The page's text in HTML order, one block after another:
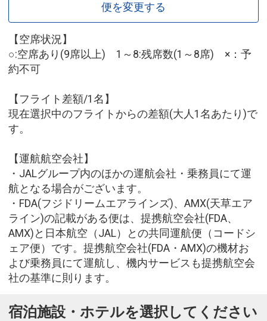
便を変更する
【空席状況】
○:空席あり(9席以上) 1～8:残席数(1～8席) ×：予
約不可
【フライト差額/1名】
現在選択中のフライトからの差額(大人1名あたり)で
す。
【運航航空会社】
・JALグループ内のほかの運航会社・乗務員にて運
航となる場合がございます。
・FDA(フジドリームエアラインズ)、AMX(天草エア
ライン)の記載がある便は、提携航空会社(FDA、
AMX)と日本航空（JAL）との共同運航便（コードシ
ェア便）です。提携航空会社(FDA・AMX)の機材お
よび乗務員にて運航し、機内サービスも提携航空会
社の基準に則ります。
宿泊施設・ホテルを選択してください